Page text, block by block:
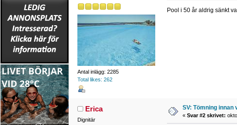
Antal inlägg: 2285
Total likes: 262
Pool i 50 år aldrig sänkt
Erica
Dignitär
SV: Tömning innan
« Svar #2 skrivet: